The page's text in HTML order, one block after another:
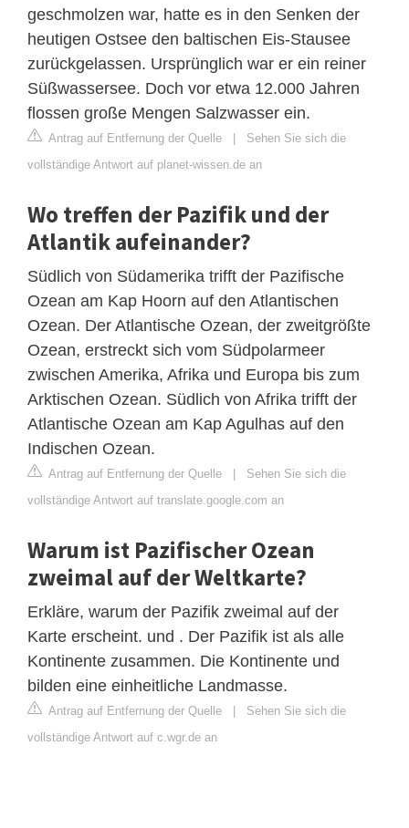
geschmolzen war, hatte es in den Senken der
heutigen Ostsee den baltischen Eis-Stausee
zurückgelassen. Ursprünglich war er ein reiner
Süßwassersee. Doch vor etwa 12.000 Jahren
flossen große Mengen Salzwasser ein.
Antrag auf Entfernung der Quelle | Sehen Sie sich die
vollständige Antwort auf planet-wissen.de an
Wo treffen der Pazifik und der
Atlantik aufeinander?
Südlich von Südamerika trifft der Pazifische
Ozean am Kap Hoorn auf den Atlantischen
Ozean. Der Atlantische Ozean, der zweitgrößte
Ozean, erstreckt sich vom Südpolarmeer
zwischen Amerika, Afrika und Europa bis zum
Arktischen Ozean. Südlich von Afrika trifft der
Atlantische Ozean am Kap Agulhas auf den
Indischen Ozean.
Antrag auf Entfernung der Quelle | Sehen Sie sich die
vollständige Antwort auf translate.google.com an
Warum ist Pazifischer Ozean
zweimal auf der Weltkarte?
Erkläre, warum der Pazifik zweimal auf der
Karte erscheint. und . Der Pazifik ist als alle
Kontinente zusammen. Die Kontinente und
bilden eine einheitliche Landmasse.
Antrag auf Entfernung der Quelle | Sehen Sie sich die
vollständige Antwort auf c.wgr.de an